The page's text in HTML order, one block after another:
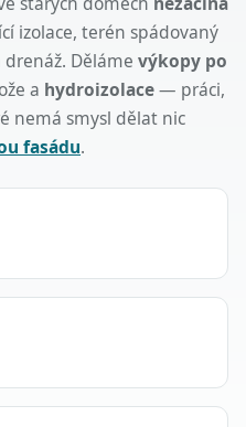
izolace, terén spádovaný
Děláme výkopy po
a hydroizolace— práci,
nemá smysl dělat nic
fasádu.